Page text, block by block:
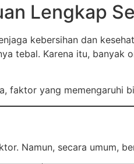
Lengkap
kebersihan dan
tebal. Karena itu, banyak
faktor yang memengaruhi
Namun, secara umum,